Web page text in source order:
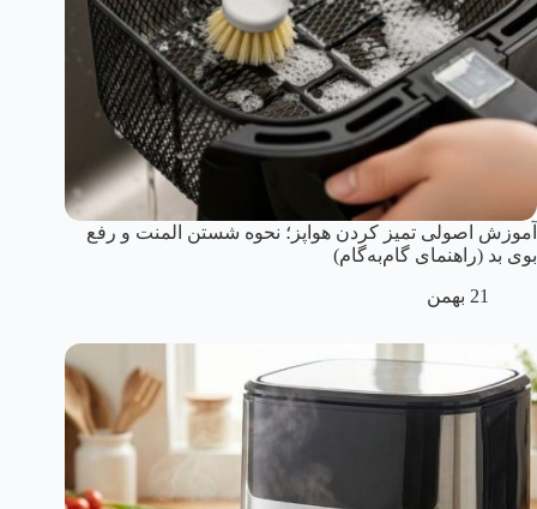
آموزش اصولی تمیز کردن هواپز؛ نحوه شستن المنت و رفع
بوی بد (راهنمای گام‌به‌گام)
21 بهمن